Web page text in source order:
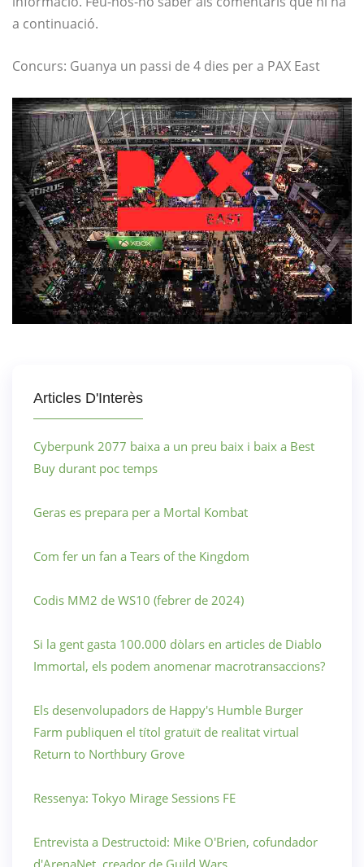
a continuació.
Concurs: Guanya un passi de 4 dies per a PAX East
Articles D'Interès
Cyberpunk 2077 baixa a un preu baix i baix a Best
Buy durant poc temps
Geras es prepara per a Mortal Kombat
Com fer un fan a Tears of the Kingdom
Codis MM2 de WS10 (febrer de 2024)
Si la gent gasta 100.000 dòlars en articles de Diablo
Immortal, els podem anomenar macrotransaccions?
Els desenvolupadors de Happy's Humble Burger
Farm publiquen el títol gratuït de realitat virtual
Return to Northbury Grove
Ressenya: Tokyo Mirage Sessions FE
Entrevista a Destructoid: Mike O'Brien, cofundador